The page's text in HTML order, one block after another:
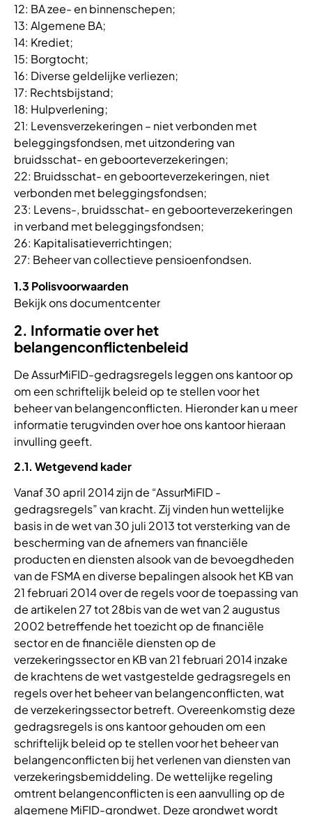
12: BA zee- en binnenschepen;
13: Algemene BA;
14: Krediet;
15: Borgtocht;
16: Diverse geldelijke verliezen;
17: Rechtsbijstand;
18: Hulpverlening;
21: Levensverzekeringen – niet verbonden met
beleggingsfondsen, met uitzondering van
bruidsschat- en geboorteverzekeringen;
22: Bruidsschat- en geboorteverzekeringen, niet
verbonden met beleggingsfondsen;
23: Levens-, bruidsschat- en geboorteverzekeringen
in verband met beleggingsfondsen;
26: Kapitalisatieverrichtingen;
27: Beheer van collectieve pensioenfondsen.
1.3 Polisvoorwaarden
Bekijk ons documentcenter
2. Informatie over het
belangenconflictenbeleid
De AssurMiFID-gedragsregels leggen ons kantoor op
om een schriftelijk beleid op te stellen voor het
beheer van belangenconflicten. Hieronder kan u meer
informatie terugvinden over hoe ons kantoor hieraan
invulling geeft.
2.1. Wetgevend kader
Vanaf 30 april 2014 zijn de “AssurMiFID -
gedragsregels” van kracht. Zij vinden hun wettelijke
basis in de wet van 30 juli 2013 tot versterking van de
bescherming van de afnemers van financiële
producten en diensten alsook van de bevoegdheden
van de FSMA en diverse bepalingen alsook het KB van
21 februari 2014 over de regels voor de toepassing van
de artikelen 27 tot 28bis van de wet van 2 augustus
2002 betreffende het toezicht op de financiële
sector en de financiële diensten op de
verzekeringssector en KB van 21 februari 2014 inzake
de krachtens de wet vastgestelde gedragsregels en
regels over het beheer van belangenconflicten, wat
de verzekeringssector betreft. Overeenkomstig deze
gedragsregels is ons kantoor gehouden om een
schriftelijk beleid op te stellen voor het beheer van
belangenconflicten bij het verlenen van diensten van
verzekeringsbemiddeling. De wettelijke regeling
omtrent belangenconflicten is een aanvulling op de
algemene MiFID-grondwet. Deze grondwet wordt